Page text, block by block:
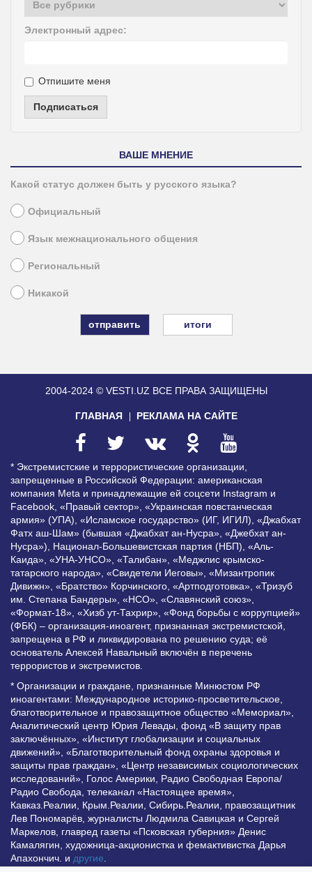
Электронный адрес:
Отпишите меня
Подписаться
ВАШЕ МНЕНИЕ
Какой статус должен быть у русского языка?
Официальный
Язык межнационального общения
Региональный
Никакой
итоги
2004-2024 © VESTI.UZ ВСЕ ПРАВА ЗАЩИЩЕНЫ
ГЛАВНАЯ РЕКЛАМА НА САЙТЕ
* Экстремистские и террористические организации,
запрещенные в Российской Федерации: американская
компания Meta и принадлежащие ей соцсети Instagram и
Facebook, «Правый сектор», «Украинская повстанческая
армия» (УПА), «Исламское государство» (ИГ, ИГИЛ), «Джабхат
Фатх аш-Шам» (бывшая «Джабхат ан-Нусра», «Джебхат ан-
Нусра»), Национал-Большевистская партия (НБП), «Аль-
Каида», «УНА-УНСО», «Талибан», «Меджлис крымско-
татарского народа», «Свидетели Иеговы», «Мизантропик
Дивижн», «Братство» Корчинского, «Артподготовка», «Тризуб
им. Степана Бандеры», «НСО», «Славянский союз»,
«Формат-18», «Хизб ут-Тахрир», «Фонд борьбы с коррупцией»
(ФБК) – организация-иноагент, признанная экстремистской,
запрещена в РФ и ликвидирована по решению суда; её
основатель Алексей Навальный включён в перечень
террористов и экстремистов.
* Организации и граждане, признанные Минюстом РФ
иноагентами: Международное историко-просветительское,
благотворительное и правозащитное общество «Мемориал»,
Аналитический центр Юрия Левады, фонд «В защиту прав
заключённых», «Институт глобализации и социальных
движений», «Благотворительный фонд охраны здоровья и
защиты прав граждан», «Центр независимых социологических
исследований», Голос Америки, Радио Свободная Европа/
Радио Свобода, телеканал «Настоящее время»,
Кавказ.Реалии, Крым.Реалии, Сибирь.Реалии, правозащитник
Лев Пономарёв, журналисты Людмила Савицкая и Сергей
Маркелов, главред газеты «Псковская губерния» Денис
Камалягин, художница-акционистка и фемактивистка Дарья
Апахончич. и другие.